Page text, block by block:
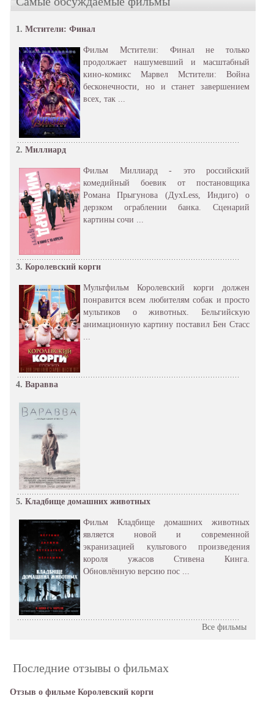
1. Мстители: Финал
Фильм Мстители: Финал не только
продолжает нашумевший и масштабный
кино-комикс Марвел Мстители: Война
бесконечности, но и станет завершением
всех, так ...
2. Миллиард
Фильм Миллиард - это российский
комедийный боевик от постановщика
Романа Прыгунова (ДухLess, Индиго) о
дерзком ограблении банка. Сценарий
картины сочи ...
3. Королевский корги
Мультфильм Королевский корги должен
понравится всем любителям собак и просто
мультиков о животных. Бельгийскую
анимационную картину поставил Бен Стасс
...
4. Варавва
5. Кладбище домашних животных
Фильм Кладбище домашних животных
является новой и современной
экранизацией культового произведения
короля ужасов Стивена Кинга.
Обновлённую версию пос ...
Все фильмы
Последние отзывы о фильмах
Отзыв о фильме Королевский корги